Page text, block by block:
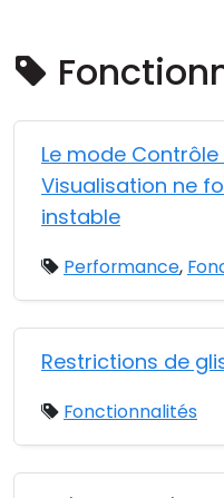
Le mode
Visualisation ne
instable
Performance,
Restrictions de
Fonctionnalités